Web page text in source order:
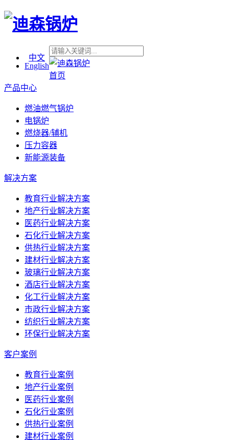
中文
English
首页
产品中心
燃油燃气锅炉
电锅炉
燃烧器/辅机
压力容器
新能源装备
解决方案
教育行业解决方案
地产行业解决方案
医药行业解决方案
石化行业解决方案
供热行业解决方案
建材行业解决方案
玻璃行业解决方案
酒店行业解决方案
化工行业解决方案
市政行业解决方案
纺织行业解决方案
环保行业解决方案
客户案例
教育行业案例
地产行业案例
医药行业案例
石化行业案例
供热行业案例
建材行业案例